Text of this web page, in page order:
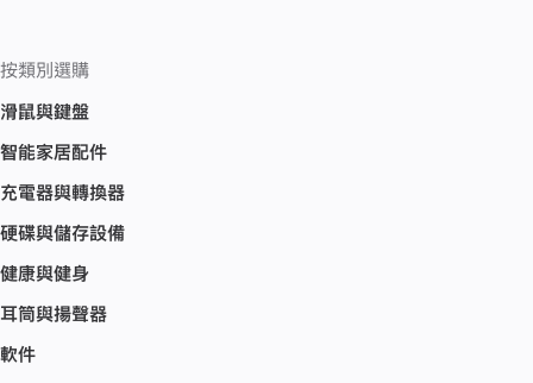
按類別選購
滑鼠與鍵盤
智能家居配件
充電器與轉換器
硬碟與儲存設備
健康與健身
耳筒與揚聲器
軟件